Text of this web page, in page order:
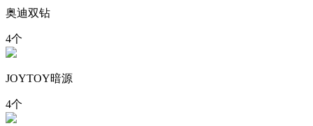
奥迪双钻
4个
JOYTOY暗源
4个